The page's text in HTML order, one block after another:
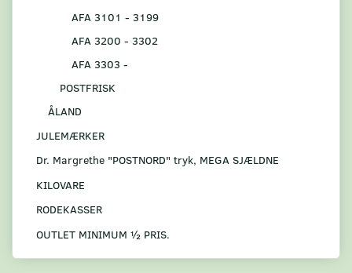
AFA 3101 - 3199
AFA 3200 - 3302
AFA 3303 -
POSTFRISK
ÅLAND
JULEMÆRKER
Dr. Margrethe "POSTNORD" tryk, MEGA SJÆLDNE
KILOVARE
RODEKASSER
OUTLET MINIMUM ½ PRIS.